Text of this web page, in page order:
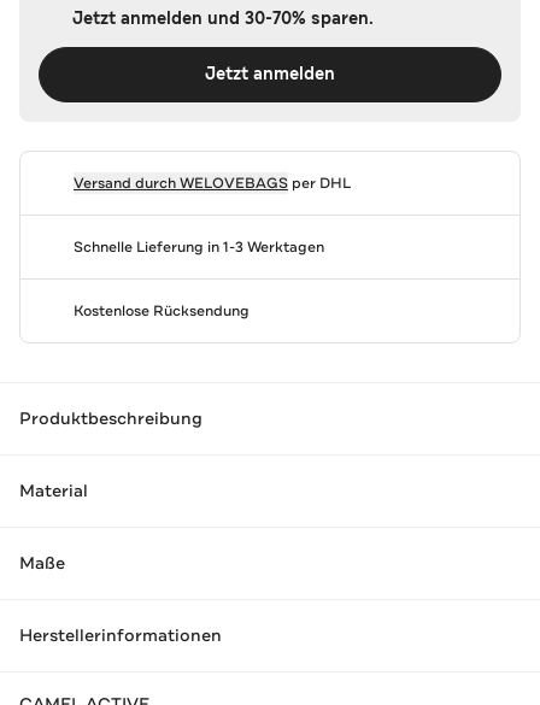
Jetzt anmelden und 30-70% sparen.
Jetzt anmelden
Versand durchWELOVEBAGSper DHL
Schnelle Lieferung in 1-3 Werktagen
Kostenlose Rücksendung
Produktbeschreibung
Material
Maße
Herstellerinformationen